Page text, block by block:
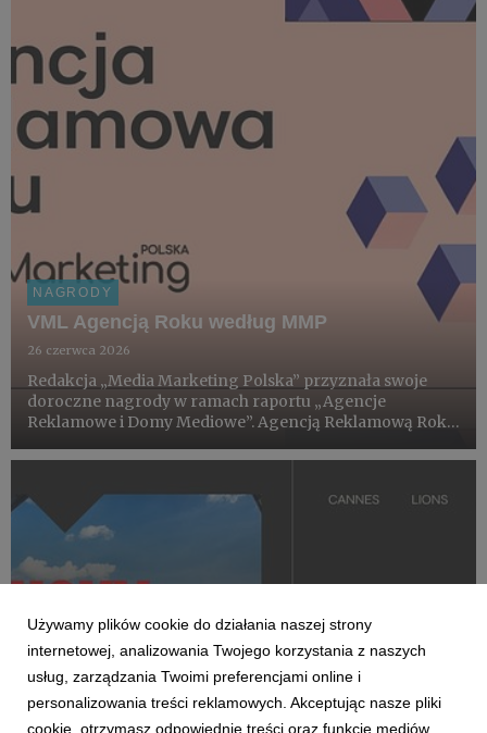
NAGRODY
VML Agencją Roku według MMP
26 czerwca 2026
Redakcja „Media Marketing Polska” przyznała swoje
doroczne nagrody w ramach raportu „Agencje
Reklamowe i Domy Mediowe”. Agencją Reklamową Roku
Używamy plików cookie do działania naszej strony
internetowej, analizowania Twojego korzystania z naszych
usług, zarządzania Twoimi preferencjami online i
personalizowania treści reklamowych. Akceptując nasze pliki
cookie, otrzymasz odpowiednie treści oraz funkcje mediów